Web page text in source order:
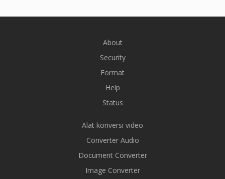
About
Security
Format
Help
Status
Alat konversi video
Converter Audio
Document Converter
Image Converter